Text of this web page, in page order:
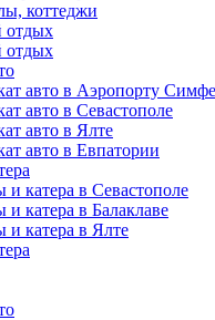
коттеджи
отдых
отдых
авто в Аэропорту
авто в Севастополе
авто в Ялте
авто в Евпатории
и катера в Севастополе
и катера в Балаклаве
и катера в Ялте